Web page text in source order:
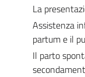
La
Assistenza
partum e il
Il parto